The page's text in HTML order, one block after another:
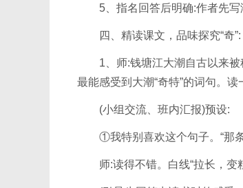
5、指名回答后明确:作者先写
四、精读课文，品味探究“奇”:
1、师:钱塘江大潮自古以来被称
最能感受到大潮“奇特”的词句。读
(小组交流、班内汇报)预设:
①我特别喜欢这个句子。“那条
师:读得不错。白线“拉长，变